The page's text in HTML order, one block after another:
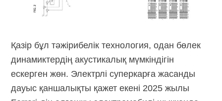
Қазір бұл тәжірибелік технология, одан бөлек
динамиктердің акустикалық мүмкіндігін
ескерген жөн. Электрлі суперкарға жасанды
дауыс қаншалықты қажет екені 2025 жылы